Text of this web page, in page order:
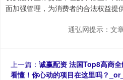
面加强管理，为消费者的合法权益提
通弘网提示：文
上一篇： 诚赢配资 法国Top8高商
看懂！你心动的项目在这里吗？